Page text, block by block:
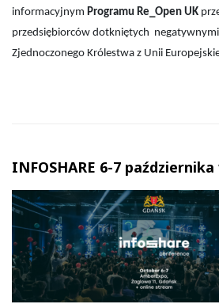
informacyjnym Programu Re_Open UK
przedsiębiorców dotkniętych
Zjednoczonego Królestwa z Unii
INFOSHARE 6-7